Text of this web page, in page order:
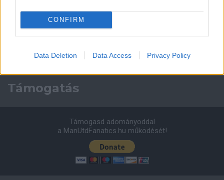
CONFIRM
Data Deletion Data Access Privacy Policy
Leeds UnitedvsManchester United2026-08-12 20:30
AC MilanvsManchester United2026-08-15 18:00
ELŐZŐ MÉRKŐZÉSEK
Támogatás
Támogasd adományoddal
a ManUtdFanatics.hu működését!